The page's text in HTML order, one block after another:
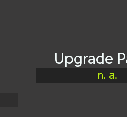
Upgrade
n. a.